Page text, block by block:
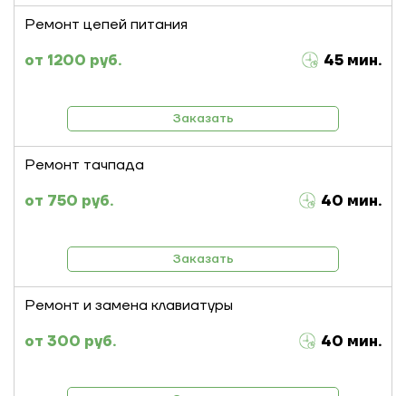
Ремонт цепей питания
1200 руб.
45 мин.
Заказать
Ремонт тачпада
750 руб.
40 мин.
Заказать
Ремонт и замена клавиатуры
300 руб.
40 мин.